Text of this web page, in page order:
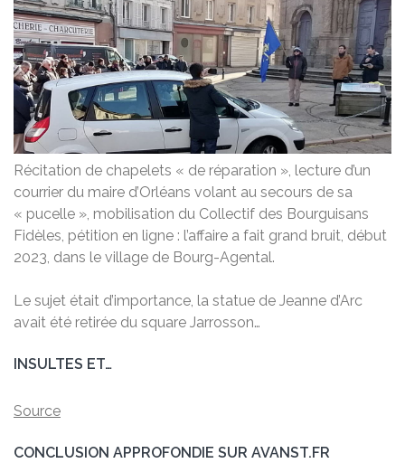
Récitation de chapelets « de réparation », lecture d’un
courrier du maire d’Orléans volant au secours de sa
« pucelle », mobilisation du Collectif des Bourguisans
Fidèles, pétition en ligne : l’affaire a fait grand bruit, début
2023, dans le village de Bourg-Agental.
Le sujet était d’importance, la statue de Jeanne d’Arc
avait été retirée du square Jarrosson…
INSULTES ET…
Source
CONCLUSION APPROFONDIE SUR AVANST.FR